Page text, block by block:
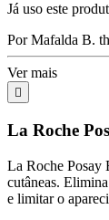
Já uso este
Por Mafalda B.
Ver mais

La Roche
La Roche Posay
cutâneas.
e limitar o